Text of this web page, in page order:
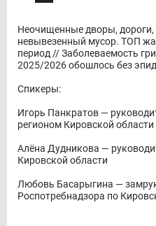
Неочищенные дворы,
невывезенный мусор. ТОП
период // Заболеваемость
2025/2026 обошлось без
Спикеры:
Игорь Панкратов —
регионом Кировской области
Алёна Дудникова —
Кировской области
Любовь Басарыгина —
Роспотребнадзора по